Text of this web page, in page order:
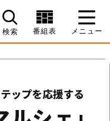
検索 番組表 メニュー